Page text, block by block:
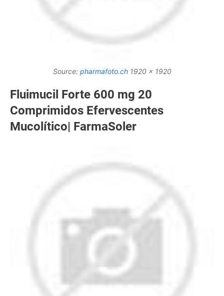
Source: pharmafoto.ch1920 x 1920
Fluimucil Forte 600 mg 20
Comprimidos Efervescentes
Mucolítico| FarmaSoler